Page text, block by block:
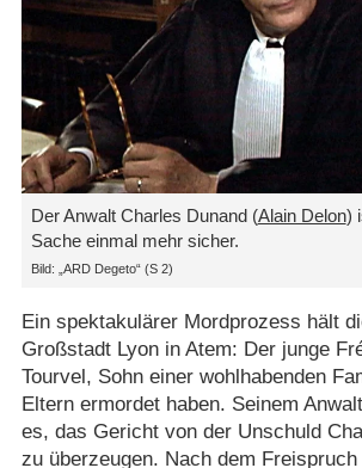
Der Anwalt Charles Dunand (Alain Delon)
Sache einmal mehr sicher.
Bild: „ARD Degeto“ (S 2)
Ein spektakulärer Mordprozess hält
Großstadt Lyon in Atem: Der junge
Tourvel, Sohn einer wohlhabenden
Eltern ermordet haben. Seinem
es, das Gericht von der Unschuld
zu überzeugen. Nach dem